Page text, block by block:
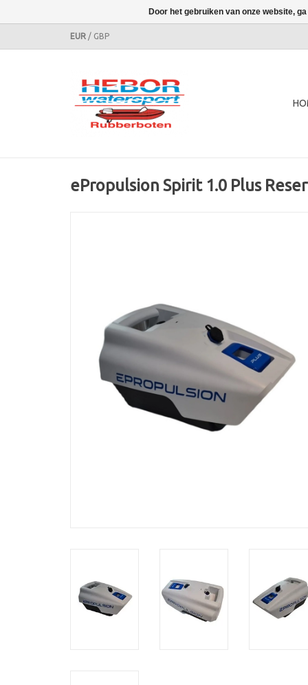
EUR / GBP
ePropulsion Spirit 1.0 Plus
Door het gebruiken van onze website,